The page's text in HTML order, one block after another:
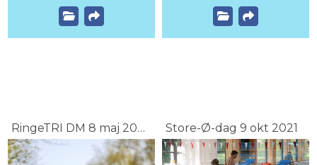
RingeTRI DM 8 maj 2021 Anden del Store-Ø-dag 9 okt 2021